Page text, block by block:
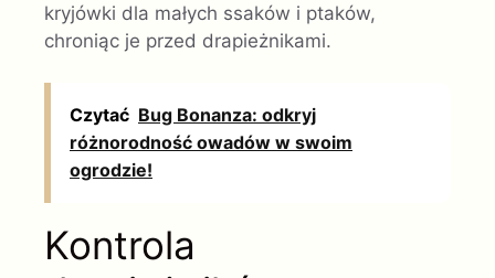
kryjówki dla małych ssaków i ptaków,
chroniąc je przed drapieżnikami.
Czytać Bug Bonanza: odkryj
różnorodność owadów w swoim
ogrodzie!
Kontrola